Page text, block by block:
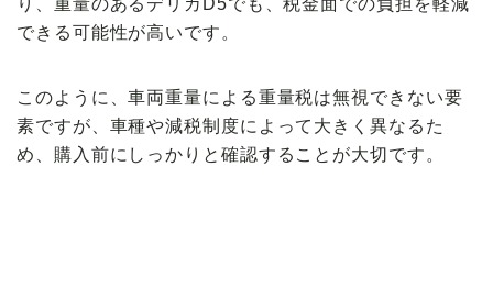
できる可能性が高いです。
このように、車両重量による重量税は無視できない要
素ですが、車種や減税制度によって 大きく異なる た
め、購入前にしっかりと確認することが大切です。